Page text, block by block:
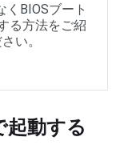
BIOSブート
る方法をご紹
い。
起動する